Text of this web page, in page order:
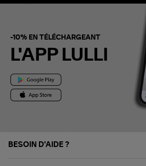
-10% EN TÉLÉCHARGEANT
L'APP LULLI
BESOIN D'AIDE ?